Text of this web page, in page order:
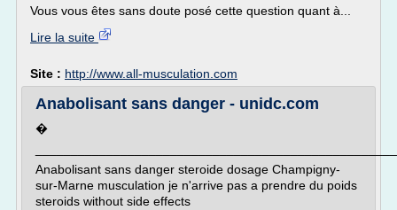
Vous vous êtes sans doute posé cette question quant à...
Lire la suite
Site : http://www.all-musculation.com
Anabolisant sans danger - unidc.com
�
Anabolisant sans danger steroide dosage Champigny-
sur-Marne musculation je n'arrive pas a prendre du poids
steroids without side effects